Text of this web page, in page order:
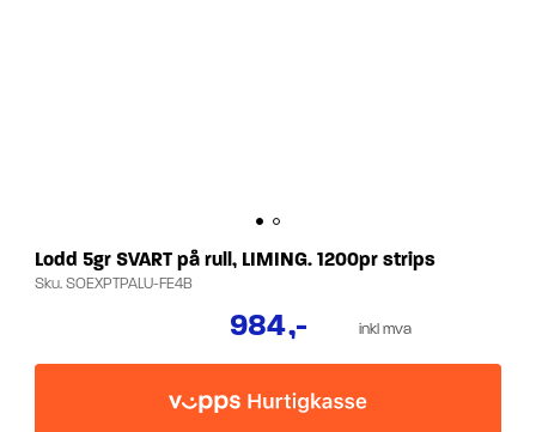
Lodd 5gr SVART på rull, LIMING. 1200pr strips
Sku.SOEXPTPALU-FE4B
984,- inkl mva